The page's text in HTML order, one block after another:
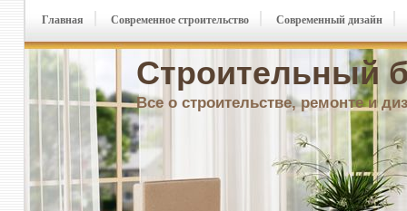
Строительный
Все о строительстве, ремонте и
Главная Современное строительство Современный дизайн